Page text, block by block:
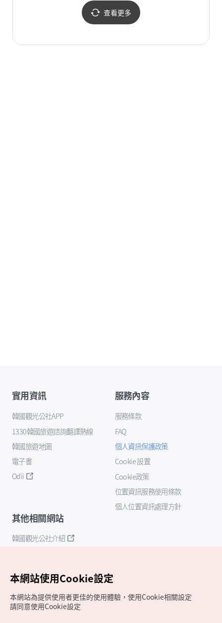
查看更多
實用資訊
韓國觀光公社APP
1330韓國旅遊諮詢翻譯熱線
韓國旅遊地圖
電子書
Odii
服務內容
服務條款
FAQ
個人資訊保護政策
Cookie 設置
Cookie政策
位置資訊服務使用條款
個人位置資訊處理方針
其他相關網站
韓國觀光公社介紹
本網站使用Cookie設定
本網站為提供使用者更佳的使用體驗，使用Cookie相關設定
請同意使用Cookie設定